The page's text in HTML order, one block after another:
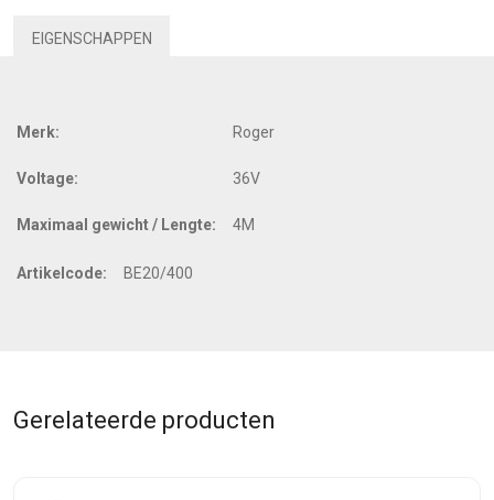
EIGENSCHAPPEN
Merk: Roger
Voltage: 36V
Maximaal gewicht / Lengte: 4M
Artikelcode: BE20/400
Gerelateerde producten